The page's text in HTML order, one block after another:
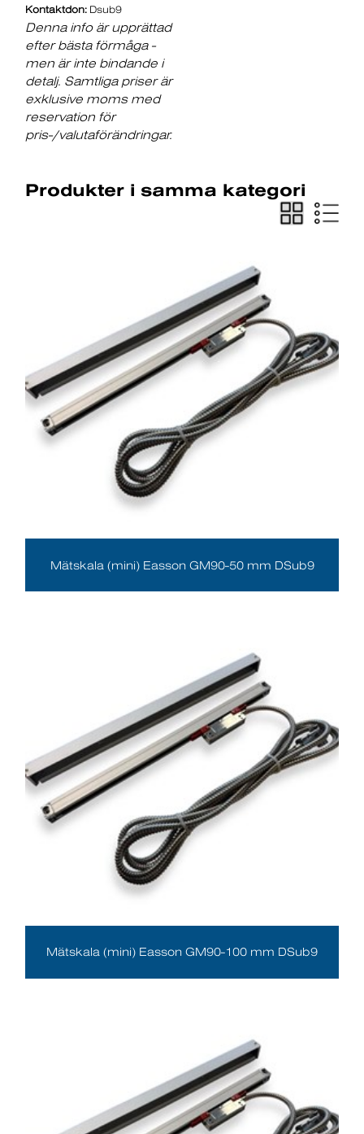
Kontaktdon: Dsub9
Denna info är upprättad
efter bästa förmåga -
men är inte bindande i
detalj. Samtliga priser är
exklusive moms med
reservation för
pris-/valutaförändringar.
Produkter i samma kategori
Mätskala (mini) Easson GM90-50 mm DSub9
Mätskala (mini) Easson GM90-100 mm DSub9